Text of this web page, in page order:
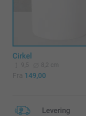
Cirkel
9,5 8,2 cm
Fra 149,00
Levering